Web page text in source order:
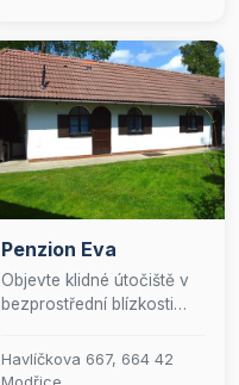
je ideální pro chvíle
pohody a relaxace.
Penzion Eva
Objevte klidné útočiště v
bezprostřední blízkosti
pohodlí s rychlou
dostupností do centra
Havlíčkova 667, 664 42